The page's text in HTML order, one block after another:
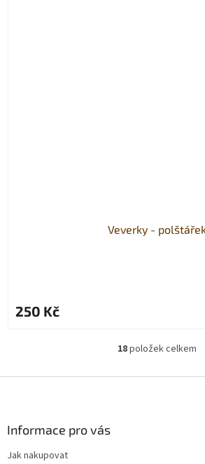
Veverky -
250 Kč
O
l
18položek celkem
Informace pro vás
Jak nakupovat